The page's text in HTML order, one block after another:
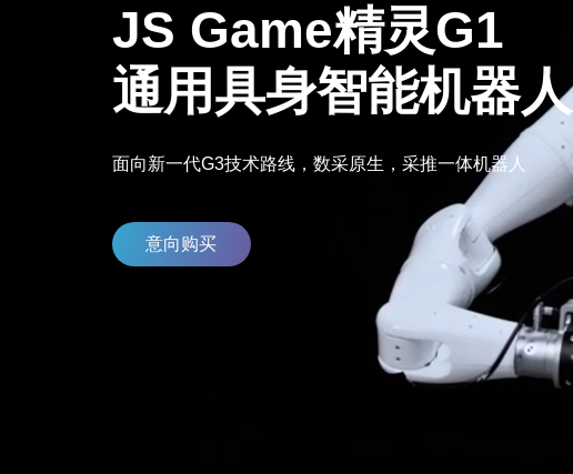
JS Game精灵G1
通用具身智能机器人
面向新一代G3技术路线，数采原生，采推一体机器人
意向购买